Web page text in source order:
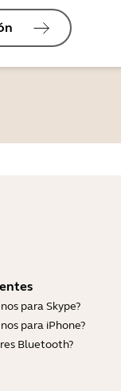
para Skype?
para iPhone?
Bluetooth?